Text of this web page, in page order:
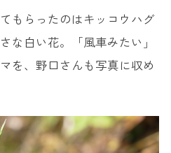
もらったのはキッコウハグ
な白い花。「風車みたい」
を、野口さんも写真に収め